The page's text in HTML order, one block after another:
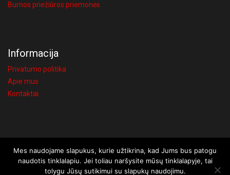
Užsakymams iki 150€, taikomas 4€ siuntimo mokestis. Kaune,
Burnos priežiūros priemonės
Informacija
Privatumo politika
Apie mus
Kontaktai
Visos teisės saugomos © 2026 UAB Visi atsakymai
Mes naudojame slapukus, kurie užtikrina, kad Jums bus patogu
naudotis tinklalapiu. Jei toliau naršysite mūsų tinklalapyje, tai
tolygu Jūsų sutikimui su slapukų naudojimu.